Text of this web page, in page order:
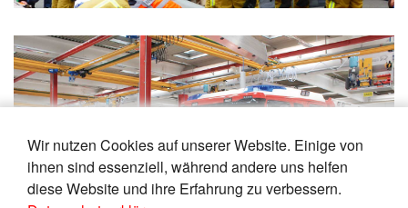
Wir nutzen Cookies auf unserer Website. Einige von
ihnen sind essenziell, während andere uns helfen
diese Website und ihre Erfahrung zu verbessern.
Fahrzeugbeschaffung: wirtschaftliche Überlegungen und
taktische Ansätze